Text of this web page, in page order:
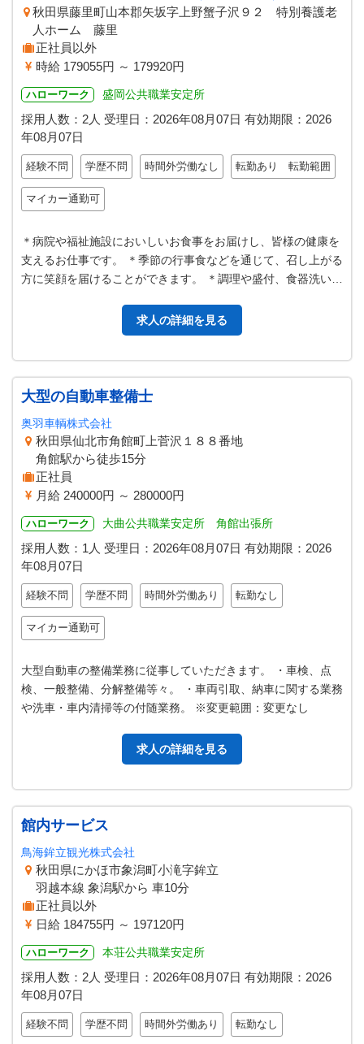
秋田県藤里町山本郡矢坂字上野蟹子沢９２ 特別養護老
人ホーム 藤里
正社員以外
時給 179055円 ～ 179920円
ハローワーク 盛岡公共職業安定所
採用人数：2人 受理日： 2026年08月07日 有効期限： 2026
年08月07日
経験不問 学歴不問 時間外労働なし 転勤あり 転勤範囲
マイカー通勤可
＊病院や福祉施設においしいお食事をお届けし、皆様の健康を
支えるお仕事です。 ＊季節の行事食などを通じて、召し上がる
方に笑顔を届けることができます。 ＊調理や盛付、食器洗いな
求人の詳細を見る
大型の自動車整備士
奥羽車輌株式会社
秋田県仙北市角館町上菅沢１８８番地
角館駅から徒歩15分
正社員
月給 240000円 ～ 280000円
ハローワーク 大曲公共職業安定所 角館出張所
採用人数：1人 受理日： 2026年08月07日 有効期限： 2026
年08月07日
経験不問 学歴不問 時間外労働あり 転勤なし
マイカー通勤可
大型自動車の整備業務に従事していただきます。 ・車検、点
検、一般整備、分解整備等々。 ・車両引取、納車に関する業務
や洗車・車内清掃等の付随業務。 ※変更範囲：変更なし
求人の詳細を見る
館内サービス
鳥海鉾立観光株式会社
秋田県にかほ市象潟町小滝字鉾立
羽越本線 象潟駅から 車10分
正社員以外
日給 184755円 ～ 197120円
ハローワーク 本荘公共職業安定所
採用人数：2人 受理日： 2026年08月07日 有効期限： 2026
年08月07日
経験不問 学歴不問 時間外労働あり 転勤なし